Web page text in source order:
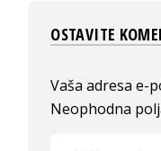
OSTAVITE
Vaša adresa e-
Neophodna